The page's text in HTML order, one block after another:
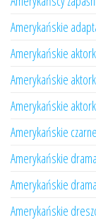
Amerykańskie
Amerykańskie
Amerykańskie
Amerykańskie
Amerykańskie
Amerykańskie
Amerykańskie
Amerykańskie